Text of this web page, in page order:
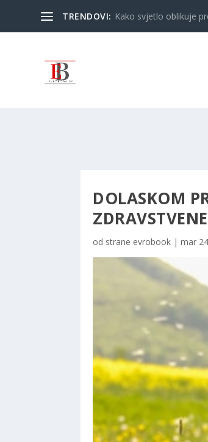
TRENDOVI: Kako svjetlo oblikuje
DOLASKOM
od strane evrobook | mar